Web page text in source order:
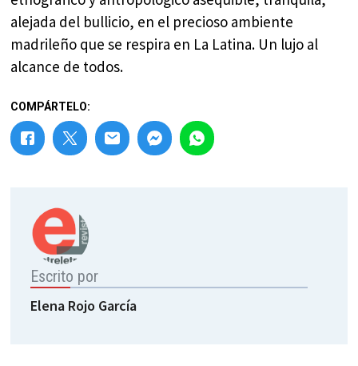
alejada del bullicio, en el precioso ambiente
madrileño que se respira en La Latina. Un lujo al
alcance de todos.
COMPÁRTELO:
Escrito por
Elena Rojo García